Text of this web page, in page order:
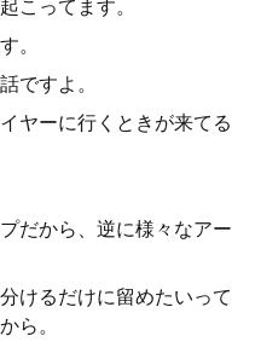
こってます。
。
ですよ。
ヤーに行くときが来てる
だから、逆に様々なアー
けるだけに留めたいって
ら。